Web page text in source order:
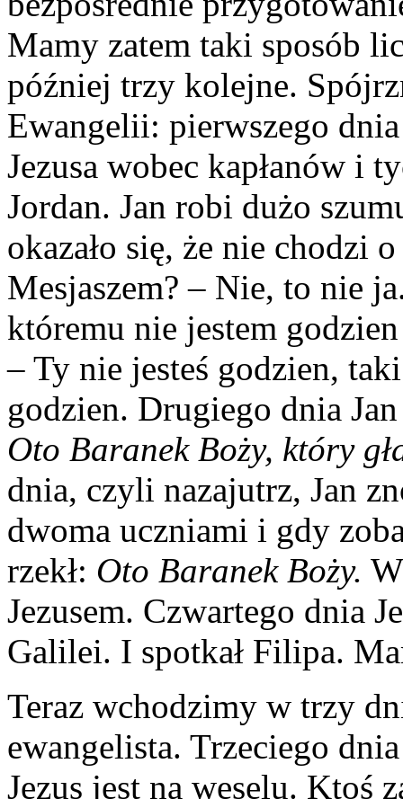
Mamy zatem taki sposób
później trzy kolejne.
Ewangelii: pierwszego
Jezusa wobec kapłanów i
Jordan. Jan robi dużo
okazało się, że nie chodzi
Mesjaszem? – Nie, to nie
któremu nie jestem
– Ty nie jesteś godzien,
godzien. Drugiego dnia
Oto Baranek Boży, który
dnia, czyli nazajutrz, Jan
dwoma uczniami i gdy
rzekł: Oto Baranek Boży.
Jezusem. Czwartego dnia
Galilei. I spotkał Filipa.
Teraz wchodzimy w trzy
ewangelista. Trzeciego
Jezus jest na weselu. Ktoś